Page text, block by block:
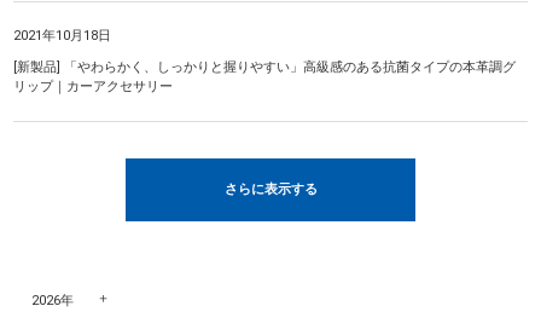
2021年10月18日
[新製品] 「やわらかく、しっかりと握りやすい」高級感のある抗菌タイプの本革調グ
リップ｜カーアクセサリー
さらに表示する
2026年